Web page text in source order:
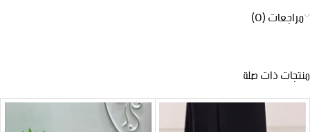
مراجعات (0)
منتجات ذات صلة